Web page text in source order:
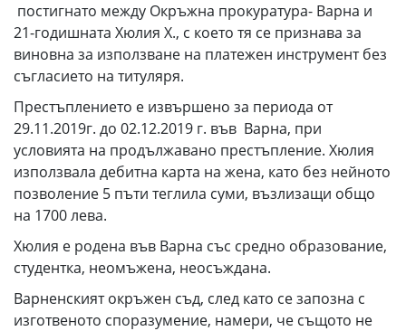
постигнато между Окръжна прокуратура- Варна и
21-годишната Хюлия Х., с което тя се признава за
виновна за използване на платежен инструмент без
съгласието на титуляря.
Престъплението е извършено за периода от
29.11.2019г. до 02.12.2019 г. във Варна, при
условията на продължавано престъпление. Хюлия
използвала дебитна карта на жена, като без нейното
позволение 5 пъти теглила суми, възлизащи общо
на 1700 лева.
Хюлия е родена във Варна със средно образование,
студентка, неомъжена, неосъждана.
Варненският окръжен съд, след като се запозна с
изготвеното споразумение, намери, че същото не